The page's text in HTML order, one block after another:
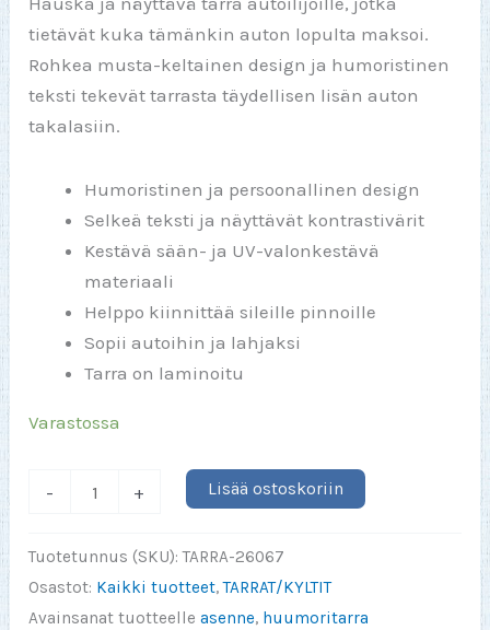
tietävät kuka tämänkin auton lopulta maksoi.
Rohkea musta-keltainen design ja humoristinen
teksti tekevät tarrasta täydellisen lisän auton
takalasiin.
Humoristinen ja persoonallinen design
Selkeä teksti ja näyttävät kontrastivärit
Kestävä sään- ja UV-valonkestävä
materiaali
Helppo kiinnittää sileille pinnoille
Sopii autoihin ja lahjaksi
Tarra on laminoitu
Varastossa
-
mikää
+ Lisää ostoskoriin
Tuotetunnus (SKU):TARRA-26067
Osastot: Kaikki tuotteet,TARRAT/KYLTIT
Avainsanat tuotteelleasenne, huumoritarra